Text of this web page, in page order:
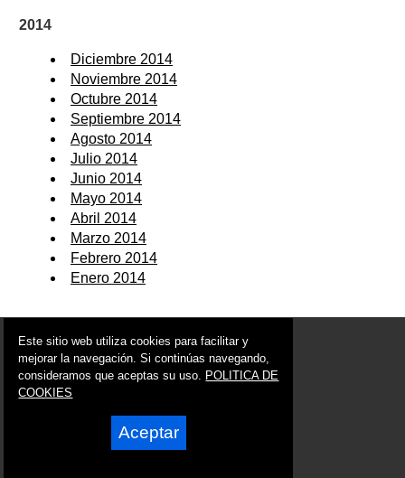
2014
Diciembre 2014
Noviembre 2014
Octubre 2014
Septiembre 2014
Agosto 2014
Julio 2014
Junio 2014
Mayo 2014
Abril 2014
Marzo 2014
Febrero 2014
Enero 2014
© 2006 - 2026 Portal de Mula Noticias
info@portaldemula.es
Síguenos en:
Este sitio web utiliza cookies para facilitar y
mejorar la navegación. Si continúas navegando,
consideramos que aceptas su uso. POLITICA DE
COOKIES
Aceptar